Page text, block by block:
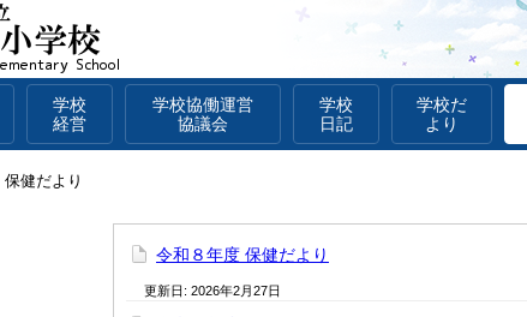
学校
経営
学校協働運営
協議会
学校
日記
学校だ
より
保健だより
令和８年度 保健だより
更新日: 2026年2月27日